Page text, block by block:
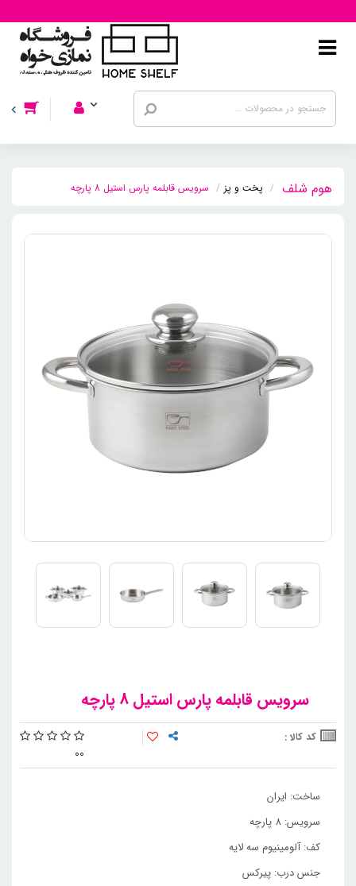
پخت و پز سرویس قابلمه پارس استیل 8 پارچه
سرویس قابلمه پارس استیل 8 پارچه
کد کالا :
00
ساخت: ایران
سرویس: 8 پارچه
کف: آلومینیوم سه لایه
جنس درب: پیرکس